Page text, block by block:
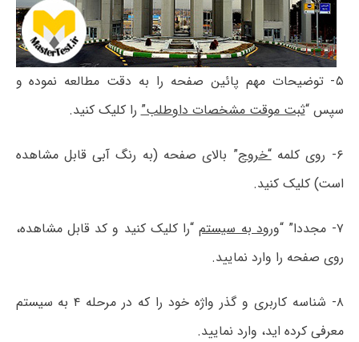
۵- توضیحات مهم پائین صفحه را به دقت مطالعه نموده و
سپس “ثبت موقت مشخصات داوطلب”را کلیک کنید.
۶- روی کلمه “خروج” بالای صفحه (به رنگ آبی قابل مشاهده
است) کلیک کنید.
۷- مجددا” “ ورود به سیستم“را کلیک کنید و کد قابل مشاهده،
روی صفحه را وارد نمایید.
۸- شناسه کاربری و گذر واژه خود را که در مرحله ۴ به سیستم
معرفی کرده اید، وارد نمایید.